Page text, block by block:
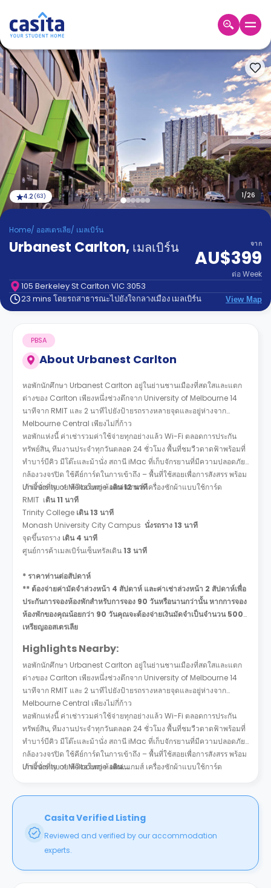
Home TH
เข้าสู่
ระบบ
Booking
Accommodation
About
us
Blog
Refer
And
Earn
Become
Partner
Help
Contact
us
How
Works
FAQs
1/26
4.2 (63)
Home/ ออสเตรเลีย/ เมลเบิร์น
Urbanest Carlton, เมลเบิร์น จาก
AU$399
ต่อ Week
105 Berkeley St Carlton VIC 3053
23 mins โดยรถสาธารณะไปยังใจกลางเมือง เมลเบิร์น
View Map
About Urbanest Carlton
PBSA
หอพักนักศึกษา Urbanest Carlton อยู่ในย่านชานเมืองที่สดใสและแตก
ต่างของ Carlton เพียงหนึ่งช่วงตึกจาก University of Melbourne 14
นาทีจาก RMIT และ 2 นาทีไปยังป้ายรถรางหลายจุดและอยู่ห่างจาก
Melbourne Central เพียงไม่กี่ก้าว
หอพักแห่งนี้ ค่าเช่ารวมค่าใช้จ่ายทุกอย่างแล้ว Wi-Fi ตลอดการประกัน
ทรัพย์สิน, ทีมงานประจำทุกวันตลอด 24 ชั่วโมง พื้นที่ชมวืวดาดฟ้าพร้อมที่
ทำบาร์บีคิว มีโต๊ะและม้านั่ง สถานี iMac ที่เก็บจักรยานที่มีความปลอดภัย
กล้องวงจรปิด ใช้คีย์การ์ดในการเข้าถึง – พื้นที่ใช้สอยเพื่อการสังสรร พร้อม
เก้าอี้นั่งที่สบาย ทีวีจอใหญ่ ห้องเล่นเกมส์ เครื่องซักผ้าแบบใช้การ์ด
University of Melbourneเดิน 12 นาที
RMIT เดิน 11 นาที
Trinity College เดิน 13 นาที
Monash University City Campus นั่งรถราง 13 นาที
จุดขึ้นรถราง เดิน 4 นาที
ศูนย์การค้าเมลเบิร์นเซ็นทรัลเดิน13 นาที
* ราคาท่านต่อสัปดาห์
** ต้องจ่ายค่ามัดจำล่วงหน้า 4 สัปดาห์ และค่าเช่าล่วงหน้า 2 สัปดาห์เพื่อ
ประกันการจองห้องพักสำหรับการจอง 90 วันหรือนานกว่านั้น หากการจอง
ห้องพักของคุณน้อยกว่า 90 วันคุณจะต้องจ่ายเงินมัดจำเป็นจำนวน 500
เหรียญออสเตรเลีย
Highlights Nearby:
หอพักนักศึกษา Urbanest Carlton อยู่ในย่านชานเมืองที่สดใสและแตก
ต่างของ Carlton เพียงหนึ่งช่วงตึกจาก University of Melbourne 14
นาทีจาก RMIT และ 2 นาทีไปยังป้ายรถรางหลายจุดและอยู่ห่างจาก
Melbourne Central เพียงไม่กี่ก้าว
หอพักแห่งนี้ ค่าเช่ารวมค่าใช้จ่ายทุกอย่างแล้ว Wi-Fi ตลอดการประกัน
ทรัพย์สิน, ทีมงานประจำทุกวันตลอด 24 ชั่วโมง พื้นที่ชมวืวดาดฟ้าพร้อมที่
ทำบาร์บีคิว มีโต๊ะและม้านั่ง สถานี iMac ที่เก็บจักรยานที่มีความปลอดภัย
กล้องวงจรปิด ใช้คีย์การ์ดในการเข้าถึง – พื้นที่ใช้สอยเพื่อการสังสรร พร้อม
เก้าอี้นั่งที่สบาย ทีวีจอใหญ่ ห้องเล่นเกมส์ เครื่องซักผ้าแบบใช้การ์ด
University of Melbourneเดิน...
Casita Verified Listing
Reviewed and verified by our accommodation
experts.